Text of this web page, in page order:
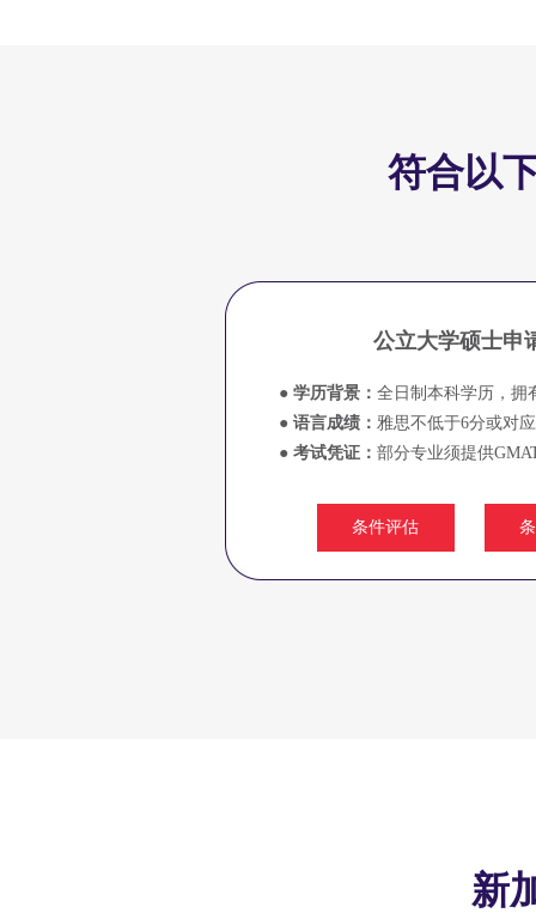
符合以
公立大学硕士申
● 学历背景： 全日制本科学历，拥
● 语言成绩： 雅思不低于6分或对
● 考试凭证： 部分专业须提供
条件评估
新